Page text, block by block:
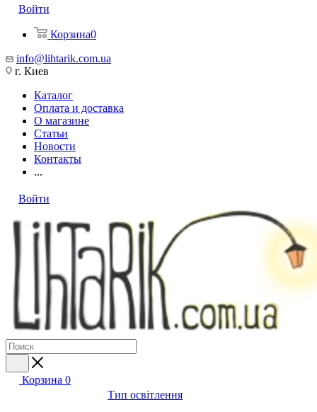
Войти
Корзина0
info@lihtarik.com.ua
г. Киев
Каталог
Оплата и доставка
О магазине
Статьи
Новости
Контакты
...
Войти
Корзина 0
Тип освітлення